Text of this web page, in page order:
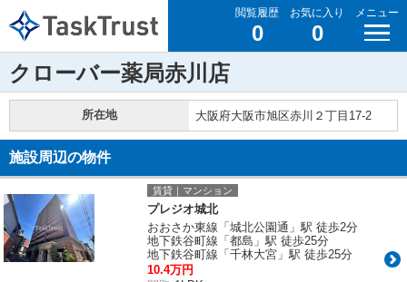
閲覧履歴
0
お気に入り
0
メニュー
クローバー薬局赤川店
所在地 大阪府大阪市旭区赤川２丁目17-2
施設周辺の物件
賃貸｜マンション
プレジオ城北
おおさか東線「城北公園通」駅 徒歩2分
地下鉄谷町線「都島」駅 徒歩25分
地下鉄谷町線「千林大宮」駅 徒歩25分
10.4万円